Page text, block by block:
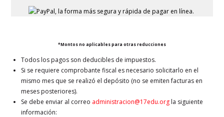
*Montos no aplicables para otras reducciones
Todos los pagos son deducibles de impuestos.
Si se requiere comprobante fiscal es necesario solicitarlo en el
mismo mes que se realizó el depósito (no se emiten facturas en
meses posteriores).
Se debe enviar al correo administracion@17edu.org la siguiente
información: